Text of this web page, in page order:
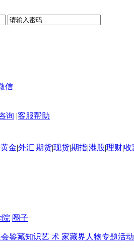
信
询 |客服帮助
黄金|外汇|期货|现货|期指|港股|理财|收
院 圈子
鉴藏知识艺 术 家藏界人物专题活动